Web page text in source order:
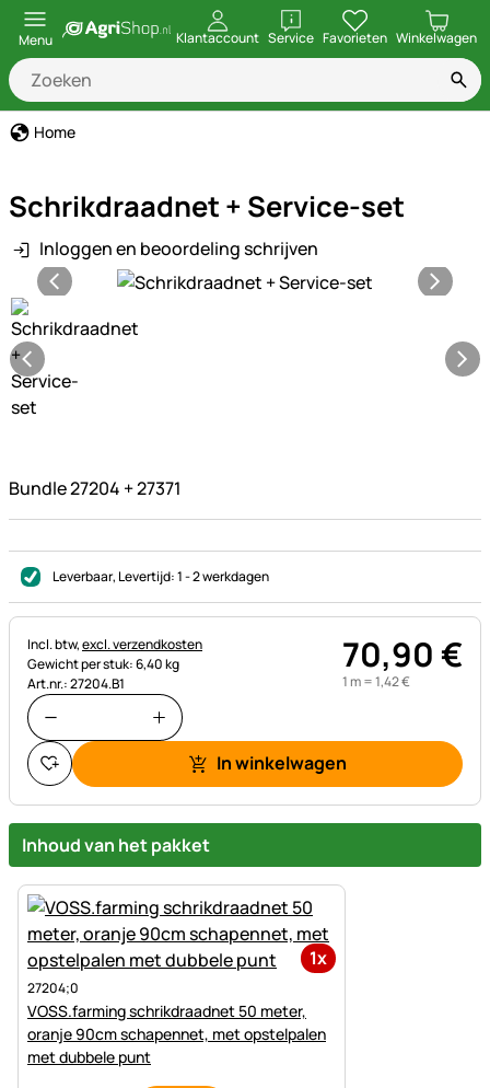
Menu Klantaccount ServiceopenenFavorieten Winkelwagen
Home
Schrikdraadnet + Service-set
Inloggen en beoordeling schrijven
Productgalerij
Bundle 27204 + 27371
Leverbaar, Levertijd:1 - 2 werkdagen
Belastinginformatie:
Incl. btw,excl. verzendkosten
Gewicht per stuk: 6,40 kg
Art.nr.: 27204.B1
70,90€
1 m =1,42€
In winkelwagen
Inhoud van het pakket
1x
27204;0
VOSS.farming schrikdraadnet 50 meter,
oranje 90cm schapennet, met opstelpalen
met dubbele punt